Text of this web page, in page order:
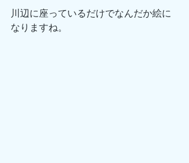
川辺に座っているだけでなんだか絵に
なりますね。